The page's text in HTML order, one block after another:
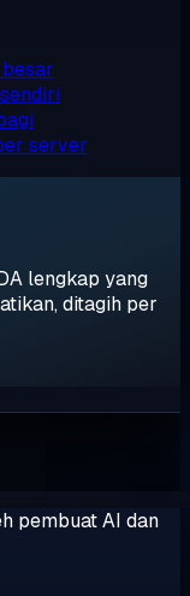
server
lengkap yang
ditagih per
pembuat AI dan